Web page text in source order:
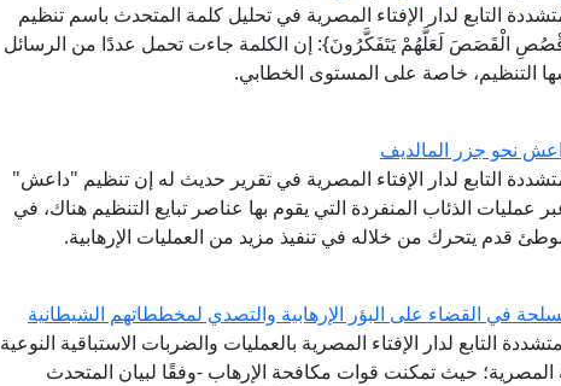
التابع لدار الإفتاء المصرية في تحليل كلمة المتحدث باسم تنظيم
الْقَصَصَ لَعَلَّهُمْ يَتَفَكَّرُونَ}: إن الكلمة جاءت تحمل عددًا من الرسائل
التنظيم، خاصة على المستوى الخطابي.
نحو جزر المالديف
التابع لدار الإفتاء المصرية في تقرير حديث له إن تنظيم "داعش"
الذئاب المنفردة التي يقوم بها عناصر تبايع التنظيم هناك، في
قدم يتحرك من خلاله في تنفيذ مزيد من العمليات الإرهابية.
في القضاء على البؤر الإرهابية والتصدي لمخططاتهم الشيطانية
التابع لدار الإفتاء المصرية بالعمليات والضربات الاستباقية النوعية
المصرية؛ حيث تمكنت قوات مكافحة الإرهاب -وفقًا لبيان المتحدث